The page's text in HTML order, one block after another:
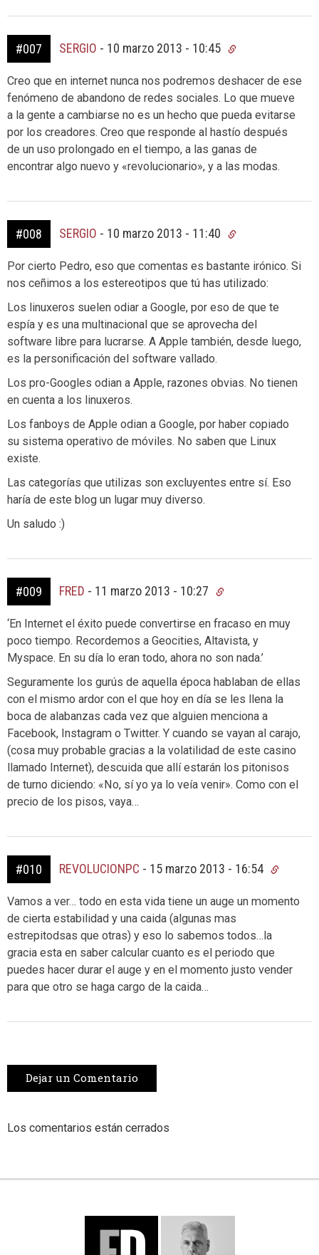
#007 SERGIO - 10 marzo 2013 - 10:45
Creo que en internet nunca nos podremos deshacer de ese
fenómeno de abandono de redes sociales. Lo que mueve
a la gente a cambiarse no es un hecho que pueda evitarse
por los creadores. Creo que responde al hastío después
de un uso prolongado en el tiempo, a las ganas de
encontrar algo nuevo y «revolucionario», y a las modas.
#008 SERGIO - 10 marzo 2013 - 11:40
Por cierto Pedro, eso que comentas es bastante irónico. Si
nos ceñimos a los estereotipos que tú has utilizado:
Los linuxeros suelen odiar a Google, por eso de que te
espía y es una multinacional que se aprovecha del
software libre para lucrarse. A Apple también, desde luego,
es la personificación del software vallado.
Los pro-Googles odian a Apple, razones obvias. No tienen
en cuenta a los linuxeros.
Los fanboys de Apple odian a Google, por haber copiado
su sistema operativo de móviles. No saben que Linux
existe.
Las categorías que utilizas son excluyentes entre sí. Eso
haría de este blog un lugar muy diverso.
Un saludo :)
#009 FRED - 11 marzo 2013 - 10:27
‘En Internet el éxito puede convertirse en fracaso en muy
poco tiempo. Recordemos a Geocities, Altavista, y
Myspace. En su día lo eran todo, ahora no son nada.’
Seguramente los gurús de aquella época hablaban de ellas
con el mismo ardor con el que hoy en día se les llena la
boca de alabanzas cada vez que alguien menciona a
Facebook, Instagram o Twitter. Y cuando se vayan al carajo,
(cosa muy probable gracias a la volatilidad de este casino
llamado Internet), descuida que allí estarán los pitonisos
de turno diciendo: «No, sí yo ya lo veía venir». Como con el
precio de los pisos, vaya…
#010 REVOLUCIONPC - 15 marzo 2013 - 16:54
Vamos a ver… todo en esta vida tiene un auge un momento
de cierta estabilidad y una caida (algunas mas
estrepitodsas que otras) y eso lo sabemos todos…la
gracia esta en saber calcular cuanto es el periodo que
puedes hacer durar el auge y en el momento justo vender
para que otro se haga cargo de la caida…
Dejar un Comentario
Los comentarios están cerrados